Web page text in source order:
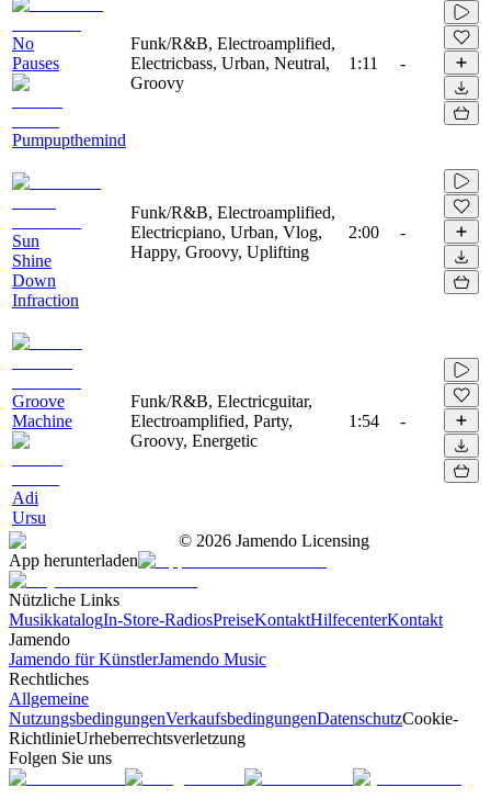
No
Pauses
Pumpupthemind
Funk/R&B, Electroamplified,
Electricbass, Urban, Neutral,
Groovy
1:11 -
Sun
Shine
Down
Infraction
Funk/R&B, Electroamplified,
Electricpiano, Urban, Vlog,
Happy, Groovy, Uplifting
2:00 -
Groove
Machine
Adi
Ursu
Funk/R&B, Electricguitar,
Electroamplified, Party,
Groovy, Energetic
1:54 -
© 2026 Jamendo Licensing
App herunterladen
Nützliche Links
MusikkatalogIn-Store-RadiosPreiseKontaktHilfecenterKontakt
Jamendo
Jamendo für KünstlerJamendo Music
Rechtliches
Allgemeine
NutzungsbedingungenVerkaufsbedingungenDatenschutzCookie-
RichtlinieUrheberrechtsverletzung
Folgen Sie uns